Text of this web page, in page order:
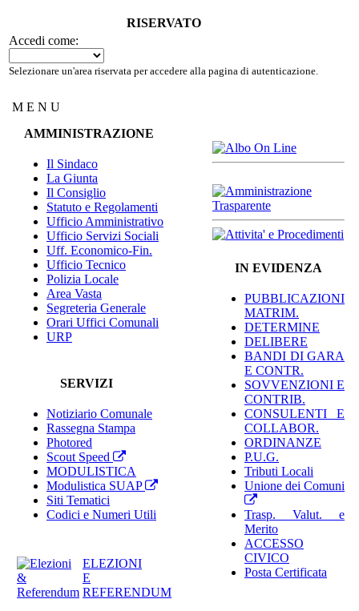
RISERVATO
Accedi come:
Selezionare un'area riservata per accedere alla pagina di autenticazione.
M E N U
AMMINISTRAZIONE
Il Sindaco
La Giunta
Il Consiglio
Statuto e Regolamenti
Ufficio Amministrativo
Ufficio Servizi Sociali
Uff. Economico-Fin.
Ufficio Tecnico
Polizia Locale
Area Vasta
Segreteria Generale
Orari Uffici Comunali
URP
SERVIZI
Notiziario Comunale
Rassegna Stampa
Photored
Scout Speed
MODULISTICA
Modulistica SUAP
Siti Tematici
Codici e Numeri Utili
ELEZIONI
E
REFERENDUM
IN EVIDENZA
PUBBLICAZIONI
MATRIM.
DETERMINE
DELIBERE
BANDI DI GARA
E CONTR.
SOVVENZIONI E
CONTRIB.
CONSULENTI E
COLLABOR.
ORDINANZE
P.U.G.
Tributi Locali
Unione dei Comuni
Trasp. Valut. e
Merito
ACCESSO
CIVICO
Posta Certificata